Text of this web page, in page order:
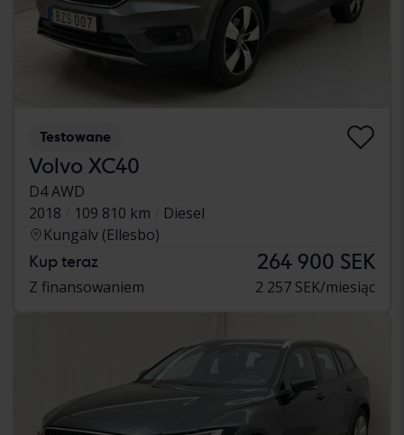
Testowane
Volvo XC40
D4 AWD
2018
109 810 km
Diesel
Kungälv (Ellesbo)
Kup teraz 264 900 SEK
Z finansowaniem 2 257 SEK/miesiąc